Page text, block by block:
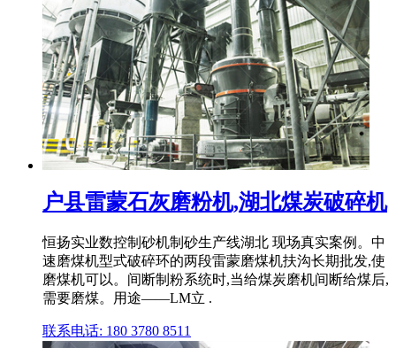
户县雷蒙石灰磨粉机,湖北煤炭破碎机
恒扬实业数控制砂机制砂生产线湖北 现场真实案例。中
速磨煤机型式破碎环的两段雷蒙磨煤机扶沟长期批发,使
磨煤机可以。间断制粉系统时,当给煤炭磨机间断给煤后,
需要磨煤。用途——LM立 .
联系电话: 180 3780 8511